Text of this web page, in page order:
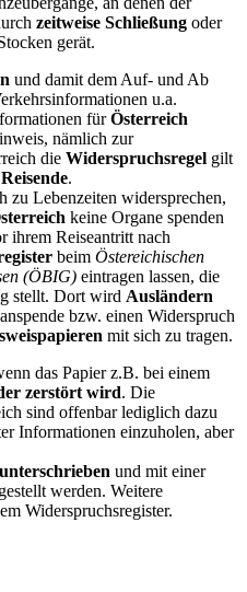
zeitweise Schließung oder
gerät.
und damit dem Auf- und Ab
u.a.
fürÖsterreich
nämlich zur
die Widerspruchsregel gilt
.
zu Lebenzeiten widersprechen,
keine Organe spenden
ihrem Reiseantritt nach
beim Östereichischen
(ÖBIG) eintragen lassen, die
stellt. Dort wird Ausländern
bzw. einen Widerspruch
mit sich zu tragen.
das Papier z.B. bei einem
zerstört wird. Die
sind offenbar lediglich dazu
Informationen einzuholen, aber
unterschrieben und mit einer
werden. Weitere
Widerspruchsregister.